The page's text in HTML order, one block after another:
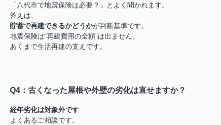
「八代市で地震保険は必要？」とよく聞かれます。
答えは、
貯蓄で再建できるかどうかが判断基準です。
地震保険は“再建費用の全額”は出ません。
あくまで生活再建の支えです。
Q4：古くなった屋根や外壁の劣化は直せますか？
経年劣化は対象外です
よくあるご相談です。